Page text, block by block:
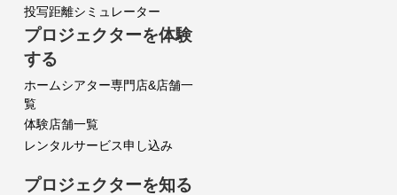
投写距離シミュレーター
プロジェクターを体験
する
ホームシアター専門店&店舗一
覧
体験店舗一覧
レンタルサービス申し込み
プロジェクターを知る